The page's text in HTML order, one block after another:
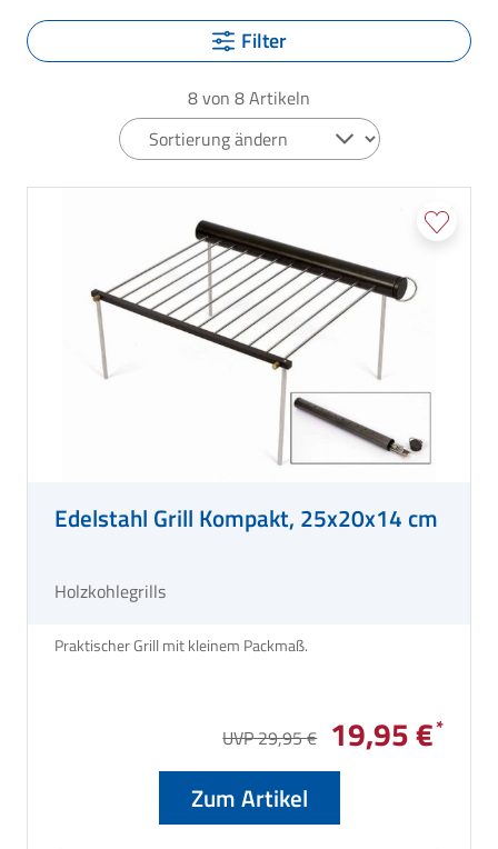
Filter
8von 8Artikeln
Edelstahl Grill Kompakt, 25x20x14 cm
Holzkohlegrills
UVP 29,95 € 19,95 €
Zum Artikel